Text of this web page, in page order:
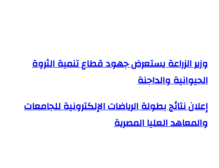
وزير الزراعة يستعرض جهود قطاع تنمية الثروة الحيوانية
والداجنة
وزير الزراعة يستعرض جهود قطاع تنمية الثروة
الحيوانية والداجنة
إعلان نتائج بطولة الرياضات الإلكترونية للجامعات والمعاهد
العليا المصرية
إعلان نتائج بطولة الرياضات الإلكترونية للجامعات
والمعاهد العليا المصرية